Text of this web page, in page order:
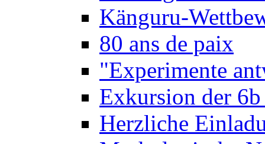
Känguru-
80 ans de paix
"Experimente
Exkursion der
Herzliche